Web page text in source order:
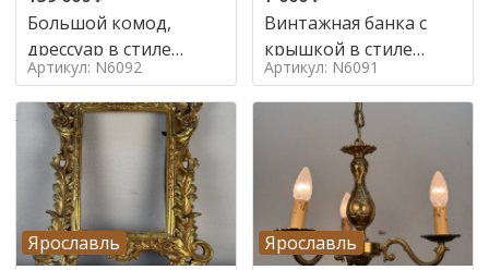
Большой комод,
дрессуар в стиле
ренессанс,
Артикул: N6092
Винтажная банка с
крышкой в стиле
Италия,
Артикул: N6091
Ярославль
Ярославль